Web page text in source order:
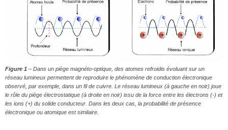
Figure 1 – Dans un piège magnéto-optique, des atomes refroidis évoluant sur un
réseau lumineux permettent de reproduire le phénomène de conduction électronique
observé, par exemple, dans un fil de cuivre. Le réseau lumineux (à gauche en noir) joue
le rôle du piège électrostatique (à droite en noir) issu de la force entre les électrons (-) et
les ions (+) du solide conducteur. Dans les deux cas, la probabilité de présence
électronique ou atomique est similaire.